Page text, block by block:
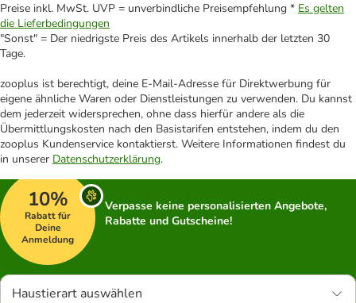
Preise inkl. MwSt. UVP = unverbindliche Preisempfehlung * Es gelten
die Lieferbedingungen
"Sonst" = Der niedrigste Preis des Artikels innerhalb der letzten 30
Tage.
zooplus ist berechtigt, deine E-Mail-Adresse für Direktwerbung für
eigene ähnliche Waren oder Dienstleistungen zu verwenden. Du kannst
dem jederzeit widersprechen, ohne dass hierfür andere als die
Übermittlungskosten nach den Basistarifen entstehen, indem du den
zooplus Kundenservice kontaktierst. Weitere Informationen findest du
in unserer Datenschutzerklärung.
10%
Rabatt für
Deine
Anmeldung
Verpasse keine personalisierten Angebote,
Rabatte und Gutscheine!
Haustierart auswählen